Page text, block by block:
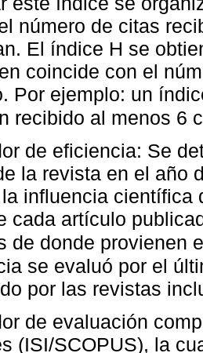
número de citas
El índice H se
coincide con el
Por ejemplo: un
recibido al menos 6
de eficiencia: Se
la revista en el año
influencia científica
cada artículo
de donde provienen
se evaluó por el
por las revistas
de evaluación
(ISI/SCOPUS), la